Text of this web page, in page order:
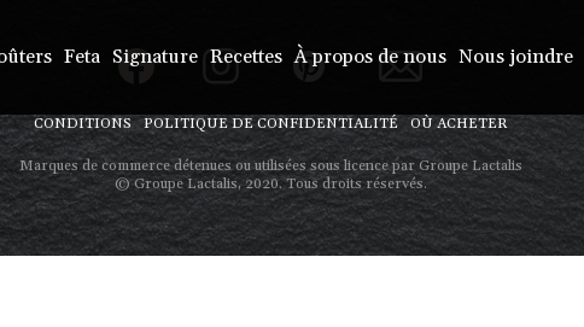
Feta Signature Recettes À propos de nous Nous joindre
CONDITIONS POLITIQUE DE CONFIDENTIALITÉ OÙ ACHETER
Marques de commerce détenues ou utilisées sous licence par Groupe Lactalis
© Groupe Lactalis, 2020. Tous droits réservés.